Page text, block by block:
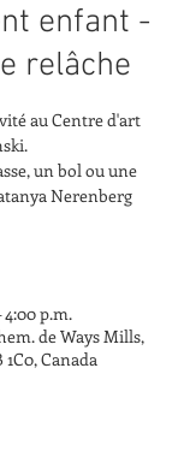
enfant -
relâche
au Centre d'art
un bol ou une
Nerenberg
4:00 p.m.
de Ways Mills,
Canada